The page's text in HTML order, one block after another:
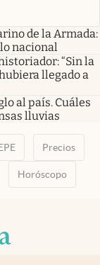
de la Armada:
nacional
“Sin la
llegado a
al país. Cuáles
lluvias
Precios
Horóscopo
pestaña
nueva pestaña
en nueva pestaña